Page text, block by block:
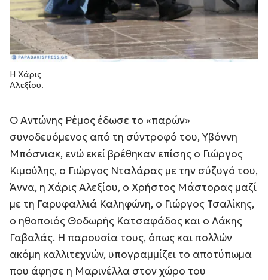
Η Χάρις
Αλεξίου.
Ο Αντώνης Ρέμος έδωσε το «παρών»
συνοδευόμενος από τη σύντροφό του, Υβόννη
Μπόσνιακ, ενώ εκεί βρέθηκαν επίσης ο Γιώργος
Κιμούλης, ο Γιώργος Νταλάρας με την σύζυγό του,
Άννα, η Χάρις Αλεξίου, ο Χρήστος Μάστορας μαζί
με τη Γαρυφαλλιά Καληφώνη, ο Γιώργος Τσαλίκης,
ο ηθοποιός Θοδωρής Κατσαφάδος και ο Λάκης
Γαβαλάς. Η παρουσία τους, όπως και πολλών
ακόμη καλλιτεχνών, υπογραμμίζει το αποτύπωμα
που άφησε η Μαρινέλλα στον χώρο του